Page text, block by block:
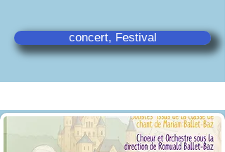
concert, Festival